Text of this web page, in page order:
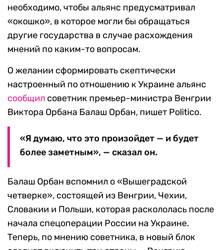
необходимо, чтобы альянс предусматривал
«окошко», в которое могли бы обращаться
другие государства в случае расхождения
мнений по каким-то вопросам.
О желании сформировать скептически
настроенный по отношению к Украине альянс
сообщил советник премьер-министра Венгрии
Виктора Орбана Балаш Орбан, пишет Politico.
«Я думаю, что это произойдет — и будет
более заметным», — сказал он.
Балаш Орбан вспомнил о «Вышеградской
четверке», состоящей из Венгрии, Чехии,
Словакии и Польши, которая раскололась после
начала спецоперации России на Украине.
Теперь, по мнению советника, в новый блок